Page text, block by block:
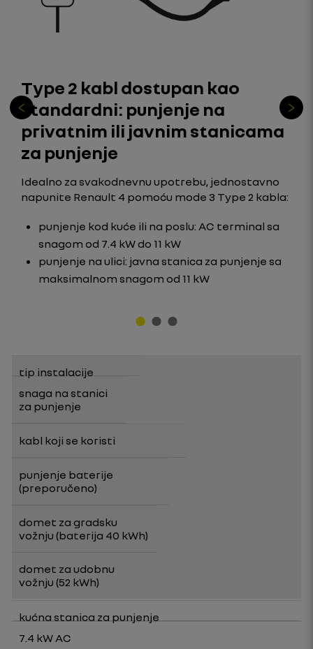
Type 2 kabl dostupan kao
standardni: punjenje na
privatnim ili javnim stanicama
za punjenje
Idealno za svakodnevnu upotrebu, jednostavno
napunite Renault 4 pomoću mode 3 Type 2 kabla:
punjenje kod kuće ili na poslu: AC terminal sa
snagom od 7.4 kW do 11 kW
punjenje na ulici: javna stanica za punjenje sa
maksimalnom snagom od 11 kW
tip instalacije
snaga na stanici
za punjenje
kabl koji se koristi
punjenje baterije
(preporučeno)
domet za gradsku
vožnju (baterija 40 kWh)
domet za udobnu
vožnju (52 kWh)
kućna stanica za punjenje
7.4 kW AC